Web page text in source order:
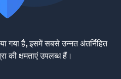
गया है, इसमें सबसे उन्नत अंतर्निहित
की क्षमताएं उपलब्ध हैं।